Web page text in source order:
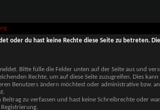
oder du hast keine Rechte diese Seite zu betreten.
Bitte fülle die Felder unten auf der Seite aus und
Rechte, um auf diese Seite zuzugreifen. Dies
Benutzers ändern möchtest oder administrative bzw.
Beitrag zu verfassen und hast keine Schreibrechte oder